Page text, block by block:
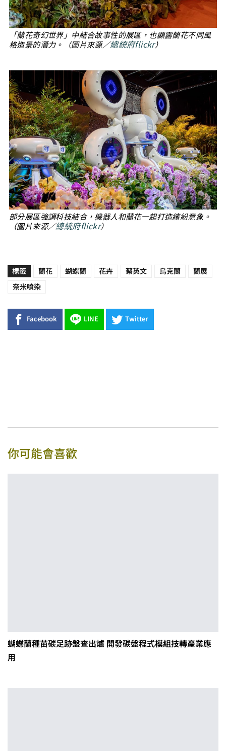
「蘭花奇幻世界」中結合故事性的展區，也顯露蘭花不同風
格造景的潛力。（圖片來源／總統府flickr）
部分展區強調科技結合，機器人和蘭花一起打造繽紛意象。
（圖片來源／總統府flickr）
標籤 蘭花 蝴蝶蘭 花卉 蔡英文 烏克蘭 蘭展
奈米噴染
Facebook LINE Twitter
你可能會喜歡
蝴蝶蘭種苗碳足跡盤查出爐 開發碳盤程式模組技轉產業應
用